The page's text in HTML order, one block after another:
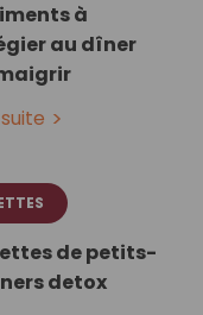
à
au dîner
de petits-
detox